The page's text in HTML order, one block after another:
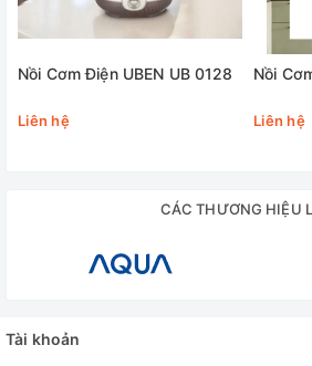
Nồi Cơm Điện UBEN UB 0128
Liên hệ
Nồi
Liên hệ
CÁC THƯƠNG HIỆU
Tài khoản